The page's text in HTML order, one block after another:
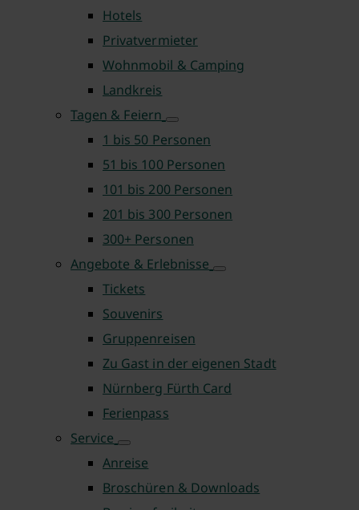
Hotels
Privatvermieter
Wohnmobil & Camping
Landkreis
Tagen & Feiern
1 bis 50 Personen
51 bis 100 Personen
101 bis 200 Personen
201 bis 300 Personen
300+ Personen
Angebote & Erlebnisse
Tickets
Souvenirs
Gruppenreisen
Zu Gast in der eigenen Stadt
Nürnberg Fürth Card
Ferienpass
Service
Anreise
Broschüren & Downloads